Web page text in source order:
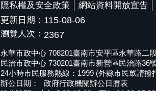
隱私權及安全政策 網站資料開放宣告
更新日期： 115-08-06
瀏覽人次： 2367
永華市政中心 708201臺南市安平區永華路二
民治市政中心 730201臺南市新營區民治路36
24小時市民服務熱線：1999 (外縣市民眾請撥
辦公日期：
政府行政機關辦公日曆表